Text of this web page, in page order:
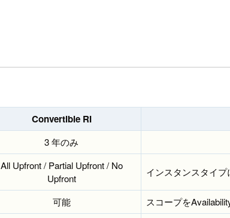
Convertible RI
3 年のみ
All Upfront / Partial Upfront / No
Upfront
インスタンスタイ
可能
スコープを